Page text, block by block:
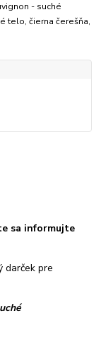
- suché
telo, čierna čerešňa,
sa informujte
darček pre